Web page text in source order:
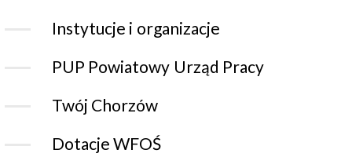
Instytucje i organizacje
PUP Powiatowy Urząd Pracy
Twój Chorzów
Dotacje WFOŚ